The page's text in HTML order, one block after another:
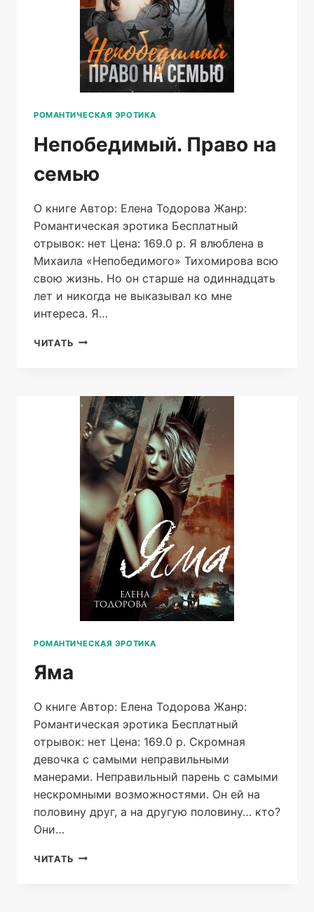
РОМАНТИЧЕСКАЯ ЭРОТИКА
Непобедимый. Право на
семью
О книге Автор: Елена Тодорова Жанр:
Романтическая эротика Бесплатный
отрывок: нет Цена: 169.0 р. Я влюблена в
Михаила «Непобедимого» Тихомирова всю
свою жизнь. Но он старше на одиннадцать
лет и никогда не выказывал ко мне
интереса. Я…
ЧИТАТЬ НЕПОБЕДИМЫЙ.
РОМАНТИЧЕСКАЯ ЭРОТИКА
Яма
О книге Автор: Елена Тодорова Жанр:
Романтическая эротика Бесплатный
отрывок: нет Цена: 169.0 р. Скромная
девочка с самыми неправильными
манерами. Неправильный парень с самыми
нескромными возможностями. Он ей на
половину друг, а на другую половину… кто?
Они…
ЧИТАТЬ ЯМА